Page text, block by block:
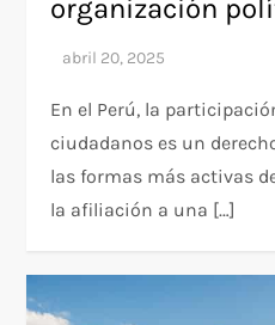
organización
En el Perú, la
ciudadanos es un
las formas más activas
la afiliación a una […]